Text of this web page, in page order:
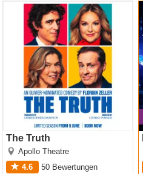
The Truth
Apollo Theatre
4.6
50 Bewertungen
The Truth